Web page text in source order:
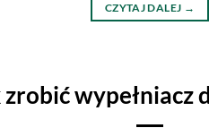
CZYTAJ DALEJ →
zrobić wypełniacz